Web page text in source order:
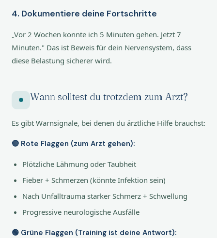
4. Dokumentiere deine Fortschritte
„Vor 2 Wochen konnte ich 5 Minuten gehen. Jetzt 7
Minuten." Das ist Beweis für dein Nervensystem, dass
diese Belastung sicherer wird.
Wann solltest du trotzdem zum Arzt?
Es gibt Warnsignale, bei denen du ärztliche Hilfe brauchst:
🔴 Rote Flaggen (zum Arzt gehen):
Plötzliche Lähmung oder Taubheit
Fieber + Schmerzen (könnte Infektion sein)
Nach Unfalltrauma starker Schmerz + Schwellung
Progressive neurologische Ausfälle
🟢 Grüne Flaggen (Training ist deine Antwort):